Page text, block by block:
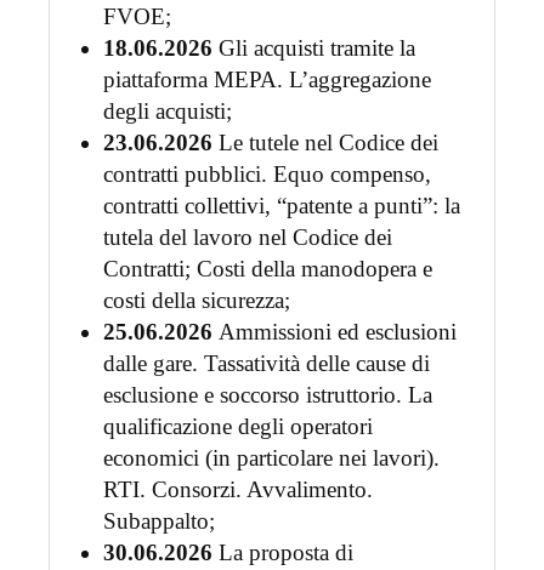
FVOE;
18.06.2026 Gli acquisti tramite la
piattaforma MEPA. L’aggregazione
degli acquisti;
23.06.2026 Le tutele nel Codice dei
contratti pubblici. Equo compenso,
contratti collettivi, “patente a punti”: la
tutela del lavoro nel Codice dei
Contratti; Costi della manodopera e
costi della sicurezza;
25.06.2026 Ammissioni ed esclusioni
dalle gare. Tassatività delle cause di
esclusione e soccorso istruttorio. La
qualificazione degli operatori
economici (in particolare nei lavori).
RTI. Consorzi. Avvalimento.
Subappalto;
30.06.2026 La proposta di